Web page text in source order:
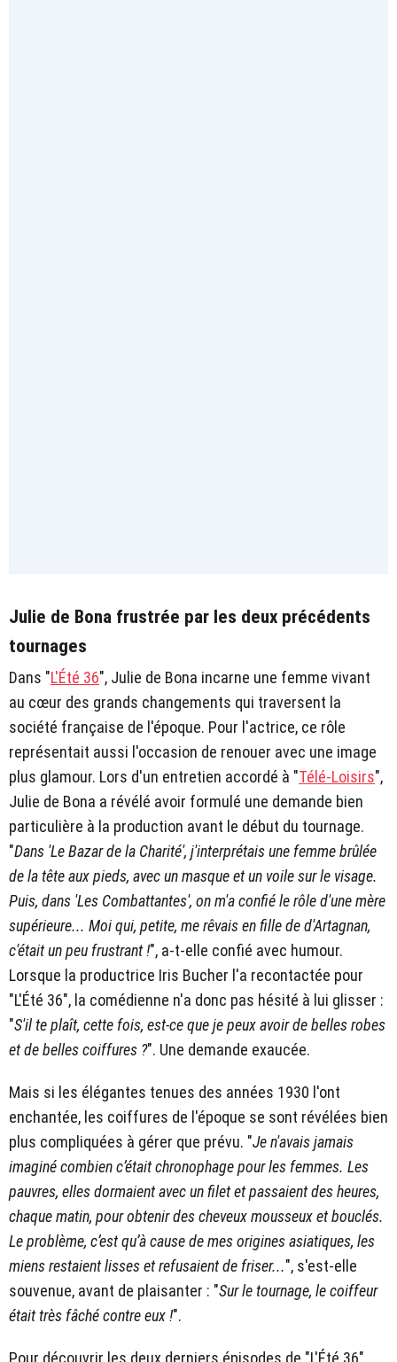
Julie de Bona frustrée par les deux précédents
tournages
Dans "L'Été 36", Julie de Bona incarne une femme vivant
au cœur des grands changements qui traversent la
société française de l'époque. Pour l'actrice, ce rôle
représentait aussi l'occasion de renouer avec une image
plus glamour. Lors d'un entretien accordé à "Télé-Loisirs",
Julie de Bona a révélé avoir formulé une demande bien
particulière à la production avant le début du tournage.
"Dans 'Le Bazar de la Charité', j'interprétais une femme brûlée
de la tête aux pieds, avec un masque et un voile sur le visage.
Puis, dans 'Les Combattantes', on m'a confié le rôle d'une mère
supérieure... Moi qui, petite, me rêvais en fille de d'Artagnan,
c'était un peu frustrant !", a-t-elle confié avec humour.
Lorsque la productrice Iris Bucher l'a recontactée pour
"L'Été 36", la comédienne n'a donc pas hésité à lui glisser :
"S'il te plaît, cette fois, est-ce que je peux avoir de belles robes
et de belles coiffures ?". Une demande exaucée.
Mais si les élégantes tenues des années 1930 l'ont
enchantée, les coiffures de l'époque se sont révélées bien
plus compliquées à gérer que prévu. "Je n'avais jamais
imaginé combien c’était chronophage pour les femmes. Les
pauvres, elles dormaient avec un filet et passaient des heures,
chaque matin, pour obtenir des cheveux mousseux et bouclés.
Le problème, c’est qu’à cause de mes origines asiatiques, les
miens restaient lisses et refusaient de friser...", s'est-elle
souvenue, avant de plaisanter : "Sur le tournage, le coiffeur
était très fâché contre eux !".
Pour découvrir les deux derniers épisodes de "L'Été 36",